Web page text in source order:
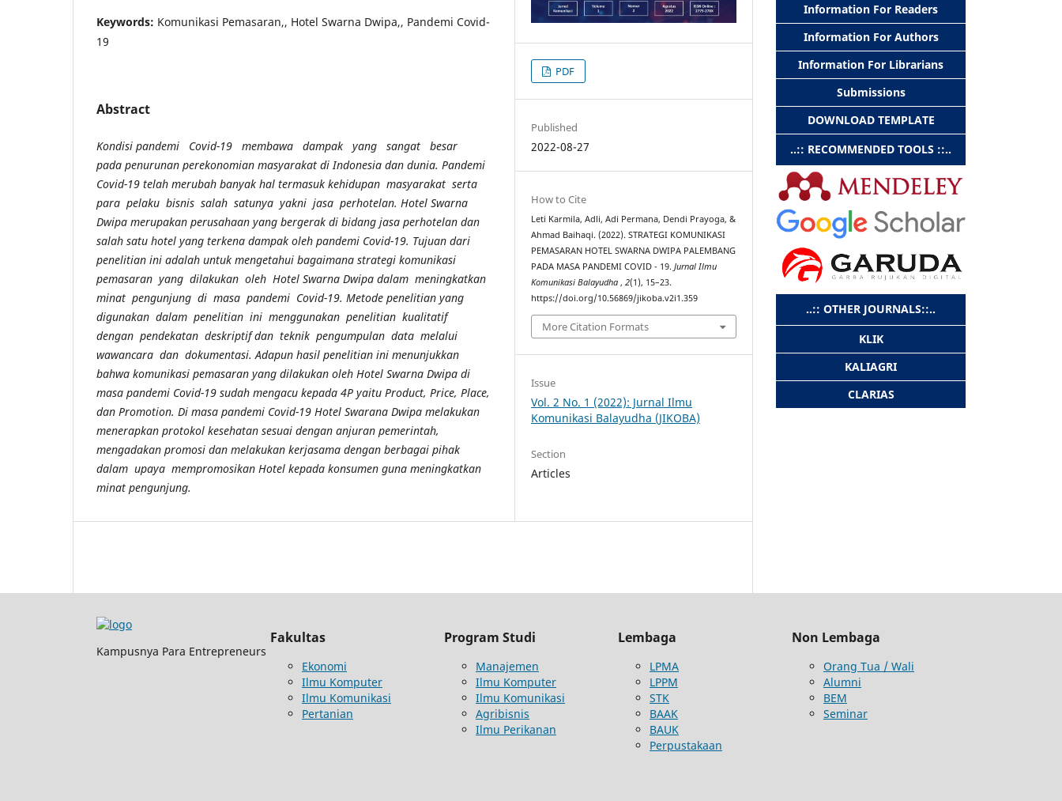
Keywords: Komunikasi Pemasaran,, Hotel Swarna Dwipa,, Pandemi Covid-
19
Abstract
Kondisi pandemi Covid-19 membawa dampak yang sangat besar
pada penurunan perekonomian masyarakat di Indonesia dan dunia. Pandemi
Covid-19 telah merubah banyak hal termasuk kehidupan masyarakat serta
para pelaku bisnis salah satunya yakni jasa perhotelan. Hotel Swarna
Dwipa merupakan perusahaan yang bergerak di bidang jasa perhotelan dan
salah satu hotel yang terkena dampak oleh pandemi Covid-19. Tujuan dari
penelitian ini adalah untuk mengetahui bagaimana strategi komunikasi
pemasaran yang dilakukan oleh Hotel Swarna Dwipa dalam meningkatkan
minat pengunjung di masa pandemi Covid-19. Metode penelitian yang
digunakan dalam penelitian ini menggunakan penelitian kualitatif
dengan pendekatan deskriptif dan teknik pengumpulan data melalui
wawancara dan dokumentasi. Adapun hasil penelitian ini menunjukkan
bahwa komunikasi pemasaran yang dilakukan oleh Hotel Swarna Dwipa di
masa pandemi Covid-19 sudah mengacu kepada 4P yaitu Product, Price, Place,
dan Promotion. Di masa pandemi Covid-19 Hotel Swarana Dwipa melakukan
menerapkan protokol kesehatan sesuai dengan anjuran pemerintah,
mengadakan promosi dan melakukan kerjasama dengan berbagai pihak
dalam upaya mempromosikan Hotel kepada konsumen guna meningkatkan
minat pengunjung.
PDF
Published
2022-08-27
How to Cite
Leti Karmila, Adli, Adi Permana, Dendi Prayoga, &
Ahmad Baihaqi. (2022). STRATEGI KOMUNIKASI
PEMASARAN HOTEL SWARNA DWIPA PALEMBANG
PADA MASA PANDEMI COVID - 19.Jurnal Ilmu
Komunikasi Balayudha,2(1), 15–23.
https://doi.org/10.56869/jikoba.v2i1.359
More Citation Formats
Issue
Vol. 2 No. 1 (2022): Jurnal Ilmu
Komunikasi Balayudha (JIKOBA)
Section
Articles
Information For Readers
Information For Authors
Information For Librarians
Submissions
DOWNLOAD TEMPLATE
..:: RECOMMENDED TOOLS ::..
..:: OTHER JOURNALS::..
KLIK
KALIAGRI
CLARIAS
Kampusnya Para Entrepreneurs
Fakultas
Ekonomi
Ilmu Komputer
Ilmu Komunikasi
Pertanian
Program Studi
Manajemen
Ilmu Komputer
Ilmu Komunikasi
Agribisnis
Ilmu Perikanan
Lembaga
LPMA
LPPM
STK
BAAK
BAUK
Perpustakaan
Non Lembaga
Orang Tua / Wali
Alumni
BEM
Seminar